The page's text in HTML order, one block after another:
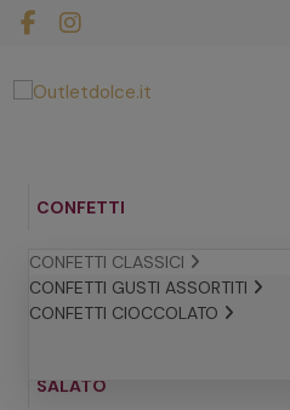
CONFETTI
CONFETTI CLASSICI
CONFETTI GUSTI ASSORTITI
CONFETTI CIOCCOLATO
SALATO